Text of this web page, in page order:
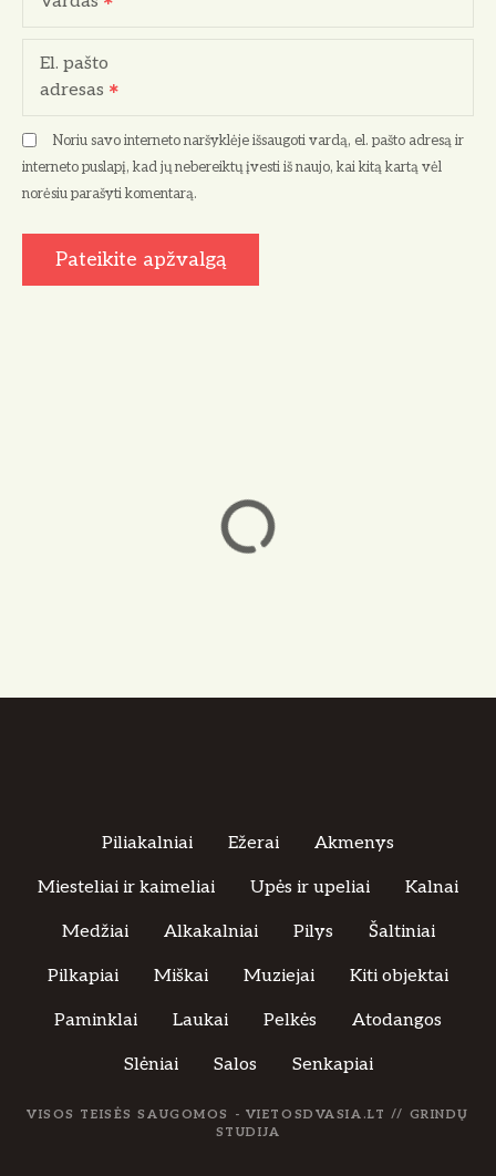
El. pašto
adresas
Noriu savo interneto naršyklėje išsaugoti vardą, el. pašto adresą ir
interneto puslapį, kad jų nebereiktų įvesti iš naujo, kai kitą kartą vėl
norėsiu parašyti komentarą.
Piliakalniai Ežerai Akmenys
Miesteliai ir kaimeliai Upės ir upeliai Kalnai
Medžiai Alkakalniai Pilys Šaltiniai
Pilkapiai Miškai Muziejai Kiti objektai
Paminklai Laukai Pelkės Atodangos
Slėniai Salos Senkapiai
VISOS TEISĖS SAUGOMOS - VIETOSDVASIA.LT // GRINDŲ
STUDIJA